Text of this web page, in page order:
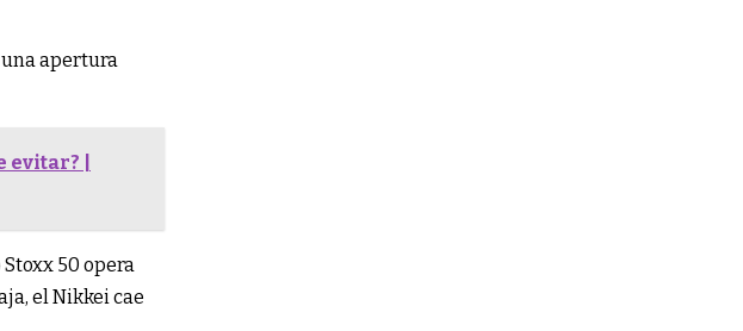
apertura
|
50 opera
el Nikkei cae